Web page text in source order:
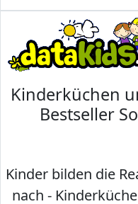
Kinderküchen
Bestseller
Kinder bilden die
nach -